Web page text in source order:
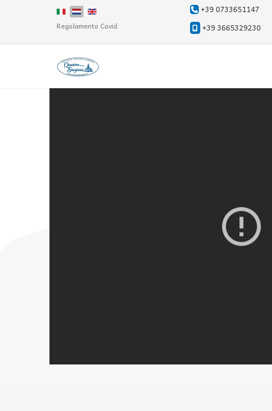
Select your language
Regolamento Covid
+39 0733651147
+39 3665329230